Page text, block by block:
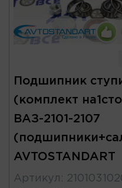
Подшипник
(комплект
ВАЗ-2101-2107
AVTOSTANDART
Артикул :